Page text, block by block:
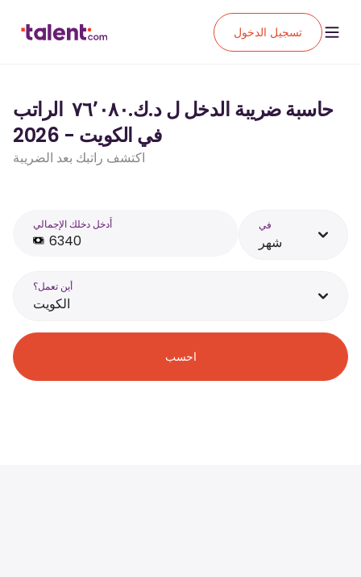
تسجيل الدخول
حاسبة ضريبة الدخل ل د.ك.‏٧٦٬٠٨٠ ‏ الراتب
في الكويت - 2026
اكتشف راتبك بعد الضريبة
أَدخل دخلك الإجمالي في
شهر
أين تعمل؟
الكويت
احسب